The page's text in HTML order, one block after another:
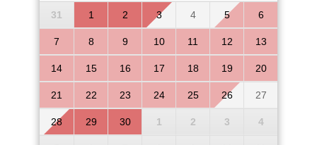
31 1 2 3 4 5 6
7 8 9 10 11 12 13
14 15 16 17 18 19 20
21 22 23 24 25 26 27
28 29 30 1 2 3 4